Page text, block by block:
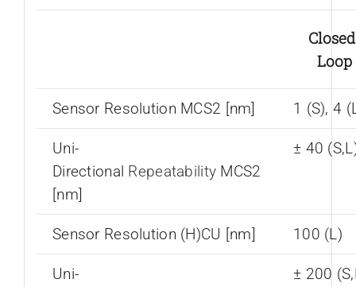
Loop
Sensor Resolution MCS2 [nm] 1 (S), 4
Uni-
Directional Repeatability MCS2
[nm]
± 40
Sensor Resolution (H)CU [nm] 100 (L)
Uni-
± 200